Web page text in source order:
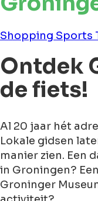
Shopping Sports
Ontdek
de fiets!
Al 20 jaar hét
Lokale gidsen
manier zien. Een
in Groningen?
Groninger